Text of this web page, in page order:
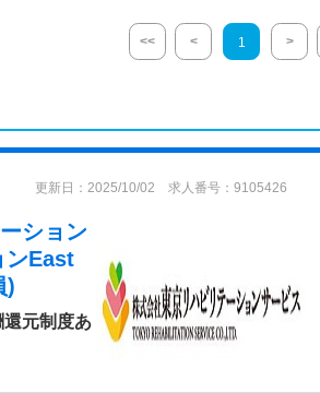
<< < 1 >
更新日：2025/10/02 求人番号：9105426
ション
ンEast
)
還元制度あ